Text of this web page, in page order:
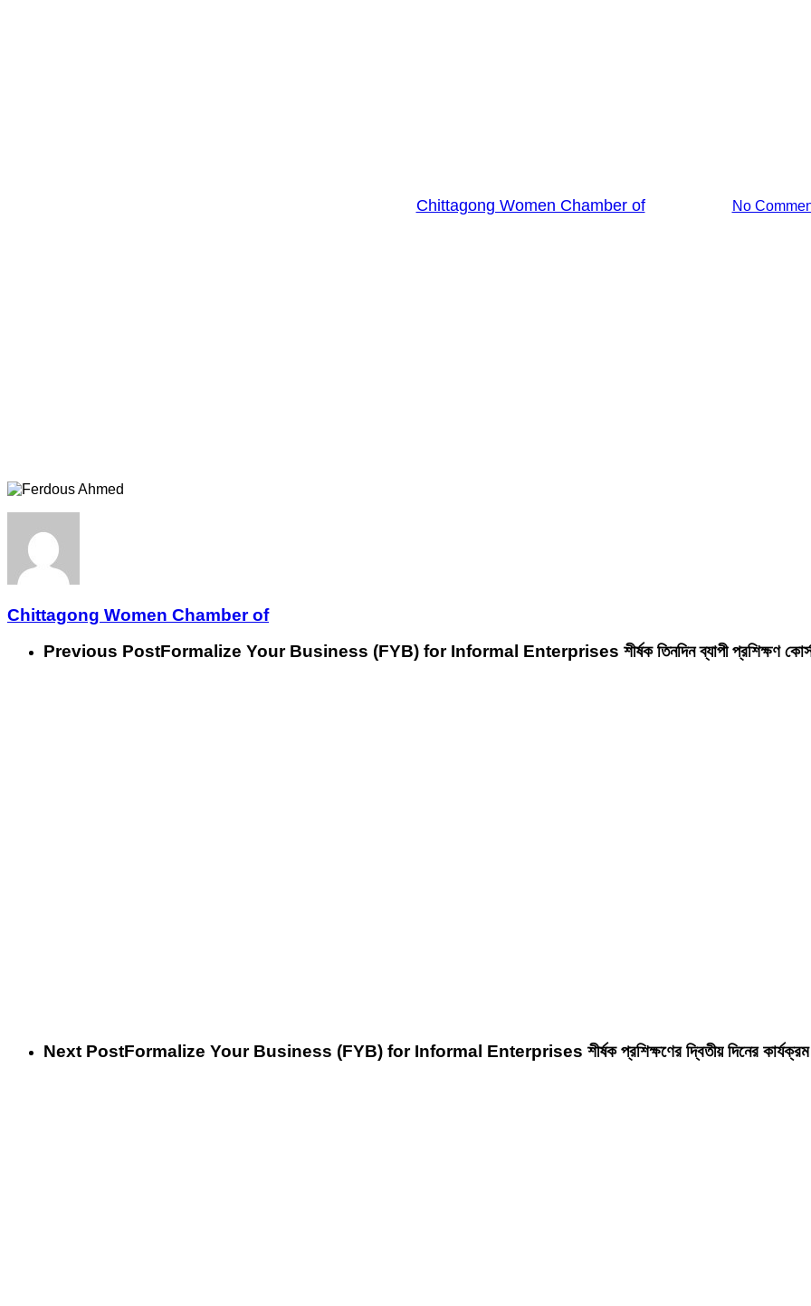
Chittagong Women Chamber ofMay 21, 2025 No
Chittagong Women Chamber of
Previous PostFormalize Your Business (FYB) for Informal Enterprises শীর্ষক তিনদিন ব্যাপী প্রশিক্ষণ
Next PostFormalize Your Business (FYB) for Informal Enterprises শীর্ষক প্রশিক্ষণের দ্বিতীয় দিনের কার্যক্রম